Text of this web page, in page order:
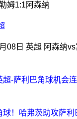
姆1:1阿森纳
08日 英超 阿森纳
超-萨利巴角球机会
球！哈弗茨助攻萨